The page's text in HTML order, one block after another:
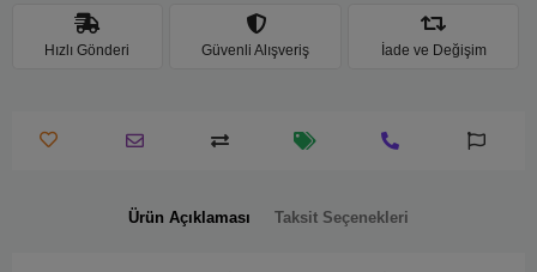
Hızlı Gönderi Güvenli Alışveriş İade ve Değişim
Ürün Açıklaması Taksit Seçenekleri